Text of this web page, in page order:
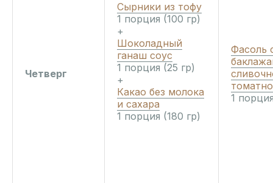
Четверг
Сырники из тофу
1 порция (100 гр)
+
Шоколадный
ганаш соус
1 порция (25 гр)
+
Какао без молока
и сахара
1 порция (180 гр)
Фасоль
1